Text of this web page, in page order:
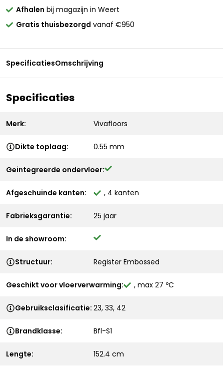
Afhalen bij magazijn in Weert
Gratis thuisbezorgd vanaf €950
SpecificatiesOmschrijving
Specificaties
Merk: Vivafloors
Dikte toplaag: 0.55 mm
Geintegreerde ondervloer:
Afgeschuinde kanten: , 4 kanten
Fabrieksgarantie: 25 jaar
In de showroom:
Structuur: Register Embossed
Geschikt voor vloerverwarming: , max 27 ºC
Gebruiksclasificatie: 23, 33, 42
Brandklasse: Bfl-S1
Lengte: 152.4 cm